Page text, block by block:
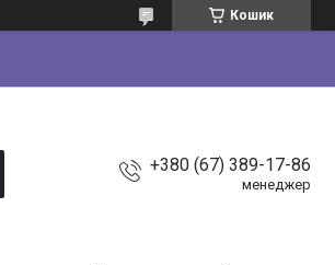
Кошик
+380 (67) 389-17-86
менеджер